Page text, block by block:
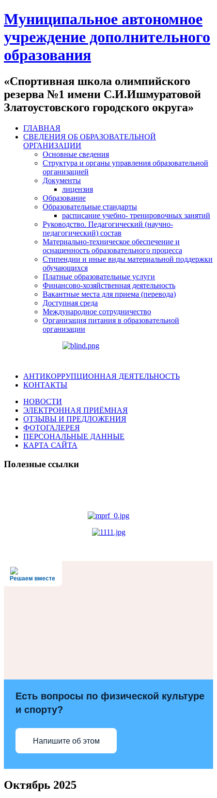
Муниципальное автономное
учреждение дополнительного
образования
«Спортивная школа олимпийского
резерва №1 имени С.И.Ишмуратовой
Златоустовского городского округа»
ГЛАВНАЯ
СВЕДЕНИЯ ОБ ОБРАЗОВАТЕЛЬНОЙ
ОРГАНИЗАЦИИ
Основные сведения
Структура и органы управления образовательной
организацией
Документы
лицензия
Образование
Образовательные стандарты
расписание учебно- тренировочных занятий
Руководство. Педагогический (научно-
педагогический) состав
Материально-техническое обеспечение и
оснащенность образовательного процесса
Стипендии и иные виды материальной поддержки
обучающихся
Платные образовательные услуги
Финансово-хозяйственная деятельность
Вакантные места для приема (перевода)
Доступная среда
Международное сотрудничество
Организация питания в образовательной
организации
АНТИКОРРУПЦИОННАЯ ДЕЯТЕЛЬНОСТЬ
КОНТАКТЫ
НОВОСТИ
ЭЛЕКТРОННАЯ ПРИЁМНАЯ
ОТЗЫВЫ И ПРЕДЛОЖЕНИЯ
ФОТОГАЛЕРЕЯ
ПЕРСОНАЛЬНЫЕ ДАННЫЕ
КАРТА САЙТА
Полезные ссылки
Решаем вместе
Есть вопросы по физической культуре
и спорту?
Напишите об этом
Октябрь 2025